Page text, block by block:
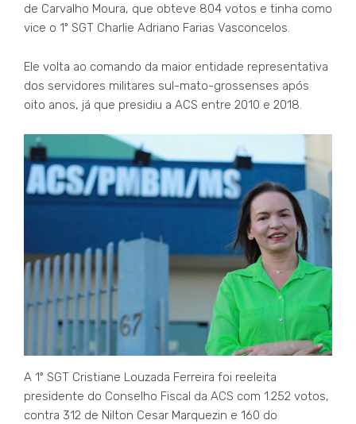
de Carvalho Moura, que obteve 804 votos e tinha como
vice o 1º SGT Charlie Adriano Farias Vasconcelos.
Ele volta ao comando da maior entidade representativa
dos servidores militares sul-mato-grossenses após
oito anos, já que presidiu a ACS entre 2010 e 2018.
A 1º SGT Cristiane Louzada Ferreira foi reeleita
presidente do Conselho Fiscal da ACS com 1.252 votos,
contra 312 de Nilton Cesar Marquezin e 160 do